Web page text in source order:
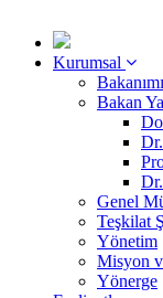
Kurumsal
Bakan
Genel
Teşkilat
Yönetim
Misyon
Yönerge